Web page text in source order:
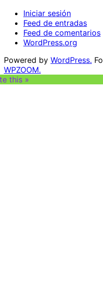
Iniciar sesión
Feed de entradas
Feed de comentarios
WordPress.org
Powered by WordPress.
WPZOOM.
this »